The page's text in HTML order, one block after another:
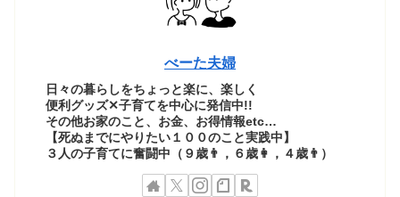
べーた夫婦
日々の暮らしをちょっと楽に、楽しく
便利グッズ✕子育てを中心に発信中!!
その他お家のこと、お金、お得情報etc…
【死ぬまでにやりたい１００のこと実践中】
３人の子育てに奮闘中（９歳👨，６歳👩，４歳👨）